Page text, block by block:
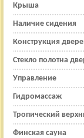
Крыша
Наличие сидения
Конструкция
Стекло полотна
Управление
Гидромассаж
Тропический
Финская сауна